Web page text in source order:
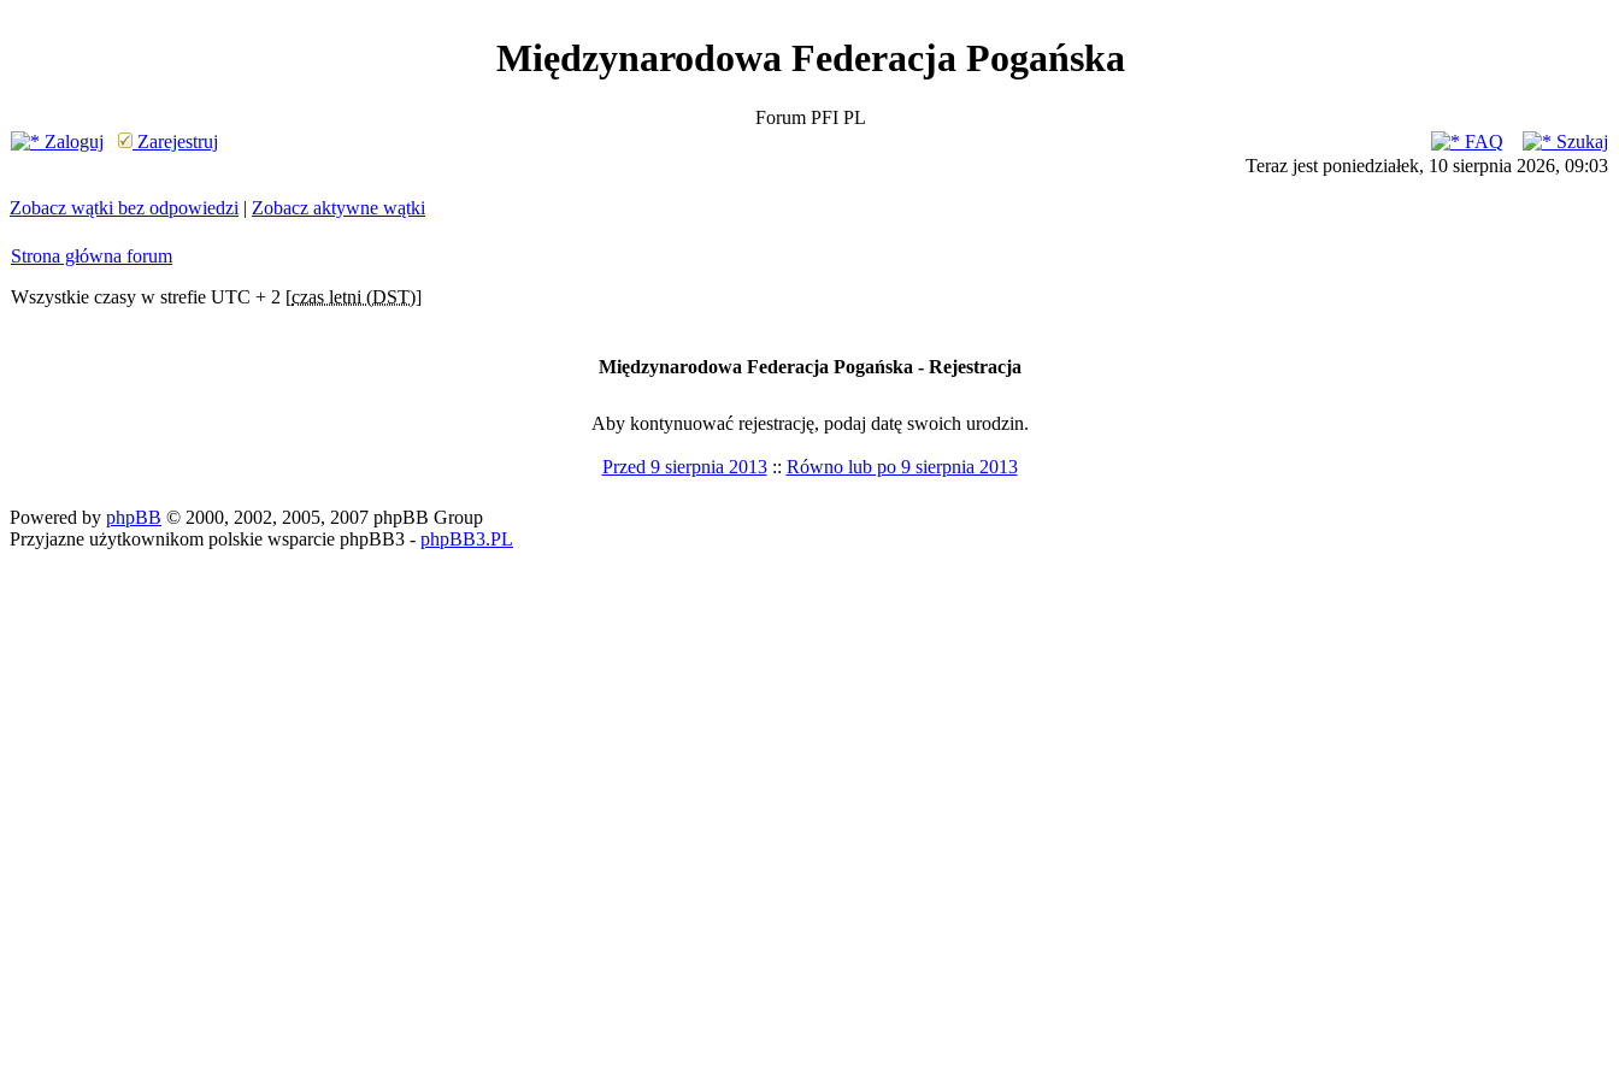
Międzynarodowa Federacja Pogańska
Forum PFI PL
Zaloguj
Zarejestruj FAQ
Szukaj
Teraz jest poniedziałek, 10 sierpnia 2026, 09:03
Zobacz wątki bez odpowiedzi | Zobacz aktywne wątki
Strona główna forum
Wszystkie czasy w strefie UTC + 2 [czas letni (DST)]
Międzynarodowa Federacja Pogańska - Rejestracja
Aby kontynuować rejestrację, podaj datę swoich urodzin.
Przed 9 sierpnia 2013:: Równo lub po 9 sierpnia 2013
Powered by phpBB © 2000, 2002, 2005, 2007 phpBB Group
Przyjazne użytkownikom polskie wsparcie phpBB3 - phpBB3.PL